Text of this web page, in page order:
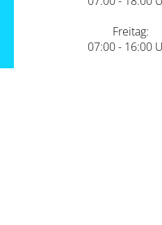
Freitag:
07:00 - 16:00